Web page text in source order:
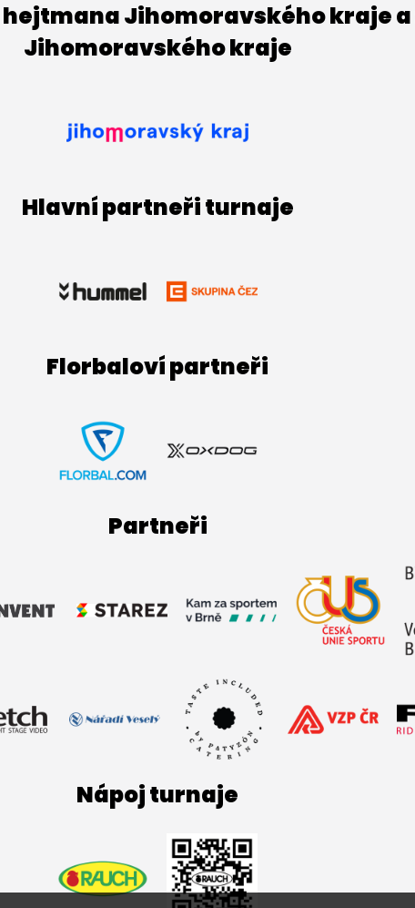
Jihomoravského kraje
Jihomoravského kraje
Hlavní partneři turnaje
Florbaloví partneři
Partneři
Nápoj turnaje